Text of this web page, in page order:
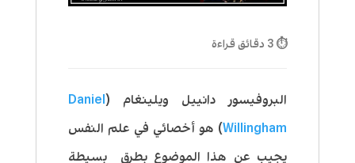
⏱ 3 دقائق قراءة
البروفيسور دانييل ويلينغام (Daniel
Willingham) هو أخصائي في علم النفس
يجيب عن هذا الموضوع بطرق بسيطة